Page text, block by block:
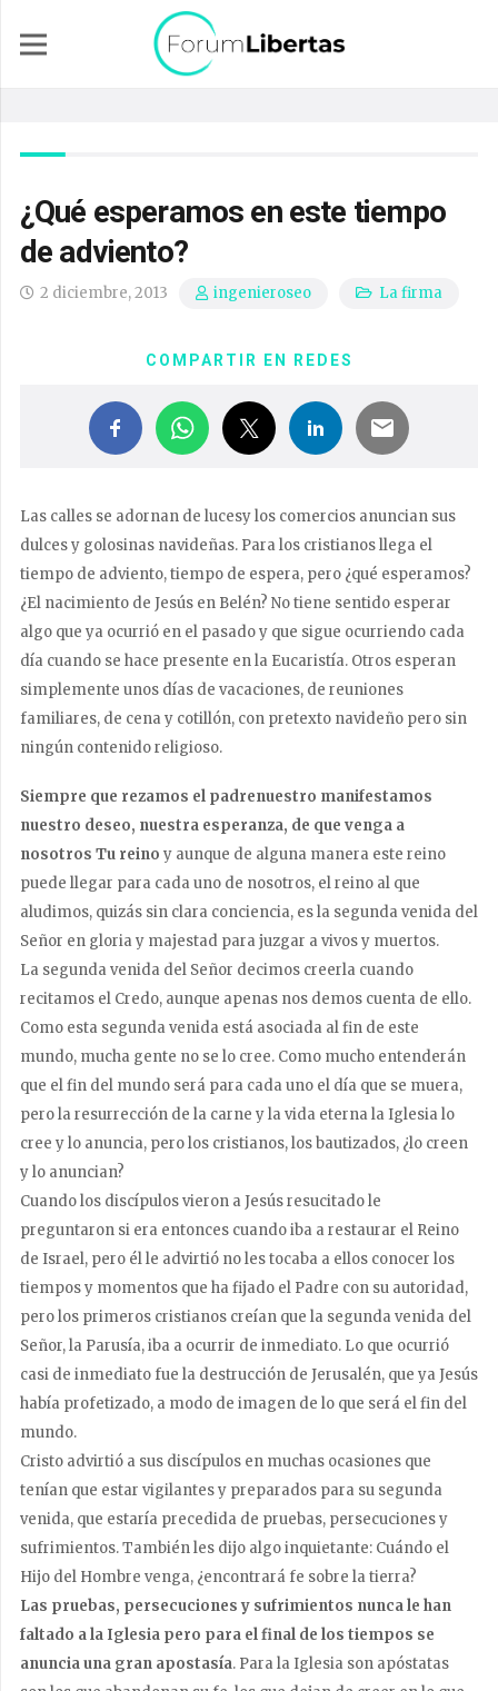
¿Qué esperamos en este tiempo
de adviento?
2 diciembre, 2013 ingenieroseo La firma
COMPARTIR EN REDES
Las calles se adornan de lucesy los comercios anuncian sus
dulces y golosinas navideñas. Para los cristianos llega el
tiempo de adviento, tiempo de espera, pero ¿qué esperamos?
¿El nacimiento de Jesús en Belén? No tiene sentido esperar
algo que ya ocurrió en el pasado y que sigue ocurriendo cada
día cuando se hace presente en la Eucaristía. Otros esperan
simplemente unos días de vacaciones, de reuniones
familiares, de cena y cotillón, con pretexto navideño pero sin
ningún contenido religioso.
Siempre que rezamos el padrenuestro manifestamos
nuestro deseo, nuestra esperanza, de que venga a
nosotros Tu reino y aunque de alguna manera este reino
puede llegar para cada uno de nosotros, el reino al que
aludimos, quizás sin clara conciencia, es la segunda venida del
Señor en gloria y majestad para juzgar a vivos y muertos.
La segunda venida del Señor decimos creerla cuando
recitamos el Credo, aunque apenas nos demos cuenta de ello.
Como esta segunda venida está asociada al fin de este
mundo, mucha gente no se lo cree. Como mucho entenderán
que el fin del mundo será para cada uno el día que se muera,
pero la resurrección de la carne y la vida eterna la Iglesia lo
cree y lo anuncia, pero los cristianos, los bautizados, ¿lo creen
y lo anuncian?
Cuando los discípulos vieron a Jesús resucitado le
preguntaron si era entonces cuando iba a restaurar el Reino
de Israel, pero él le advirtió no les tocaba a ellos conocer los
tiempos y momentos que ha fijado el Padre con su autoridad,
pero los primeros cristianos creían que la segunda venida del
Señor, la Parusía, iba a ocurrir de inmediato. Lo que ocurrió
casi de inmediato fue la destrucción de Jerusalén, que ya Jesús
había profetizado, a modo de imagen de lo que será el fin del
mundo.
Cristo advirtió a sus discípulos en muchas ocasiones que
tenían que estar vigilantes y preparados para su segunda
venida, que estaría precedida de pruebas, persecuciones y
sufrimientos. También les dijo algo inquietante: Cuándo el
Hijo del Hombre venga, ¿encontrará fe sobre la tierra?
Las pruebas, persecuciones y sufrimientos nunca le han
faltado a la Iglesia pero para el final de los tiempos se
anuncia una gran apostasía. Para la Iglesia son apóstatas